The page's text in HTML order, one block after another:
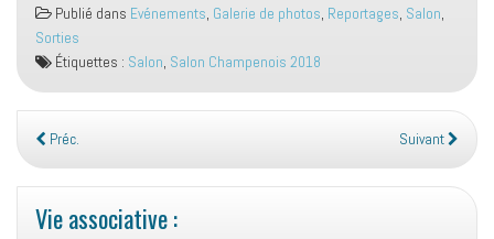
Publié dans Evénements, Galerie de photos, Reportages, Salon,
Sorties
Étiquettes : Salon, Salon Champenois 2018
Préc. Suivant
Vie associative :